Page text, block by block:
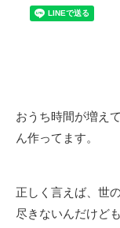
おうち時間が増え
ん作ってます。
正しく言えば、世
尽きないんだけども